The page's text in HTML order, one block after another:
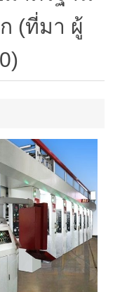
(ที่มา ผู้